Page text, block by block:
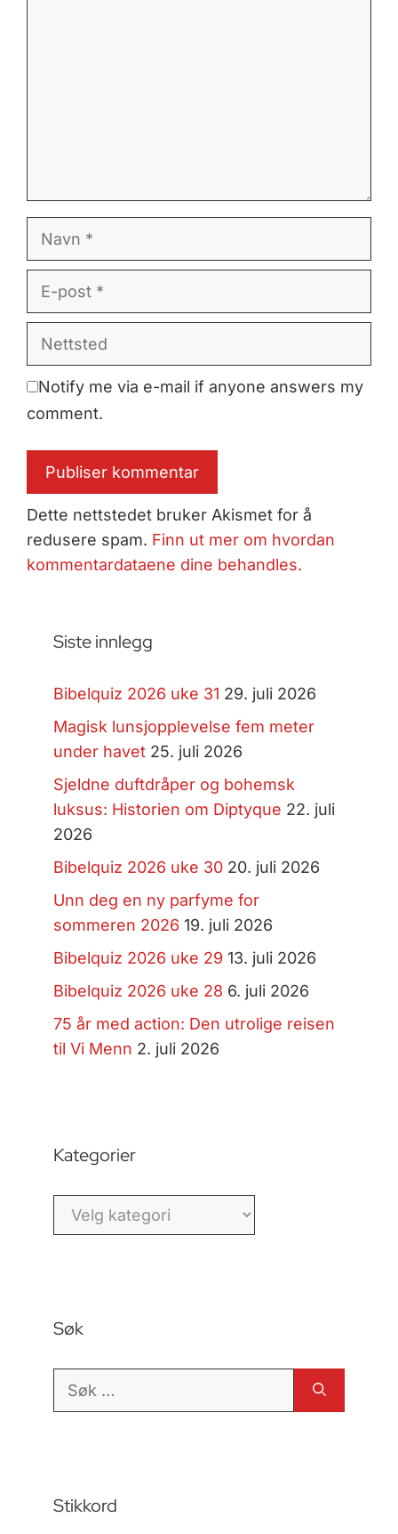
post
Notify me via e-mail if anyone answers my
comment.
Dette nettstedet bruker Akismet for å
redusere spam. Finn ut mer om hvordan
kommentardataene dine behandles.
Siste innlegg
Bibelquiz 2026 uke 31 29. juli 2026
Magisk lunsjopplevelse fem meter
under havet 25. juli 2026
Sjeldne duftdråper og bohemsk
luksus: Historien om Diptyque 22. juli
2026
Bibelquiz 2026 uke 30 20. juli 2026
Unn deg en ny parfyme for
sommeren 2026 19. juli 2026
Bibelquiz 2026 uke 29 13. juli 2026
Bibelquiz 2026 uke 28 6. juli 2026
75 år med action: Den utrolige reisen
til Vi Menn 2. juli 2026
Kategorier
Kategorier
Søk
Søk
Stikkord